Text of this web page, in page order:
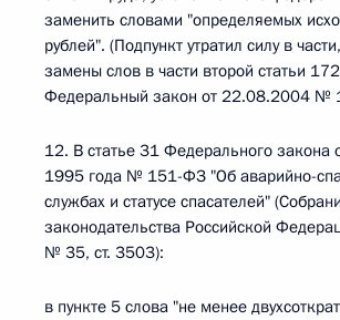
заменить словами "определяемых
рублей". (Подпункт утратил силу в
замены слов в части второй статьи
Федеральный закон от 22.08.2004 №
12. В статье 31 Федерального закона
1995 года № 151-ФЗ "Об аварийно-
службах и статусе спасателей"
законодательства Российской
№ 35, ст. 3503):
в пункте 5 слова "не менее